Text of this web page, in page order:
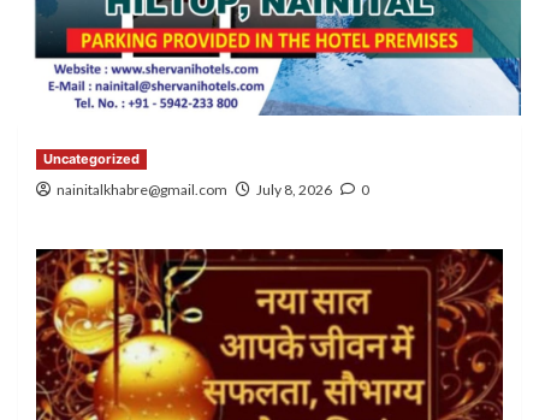
Uncategorized
nainitalkhabre@gmail.com July 8, 2026 0